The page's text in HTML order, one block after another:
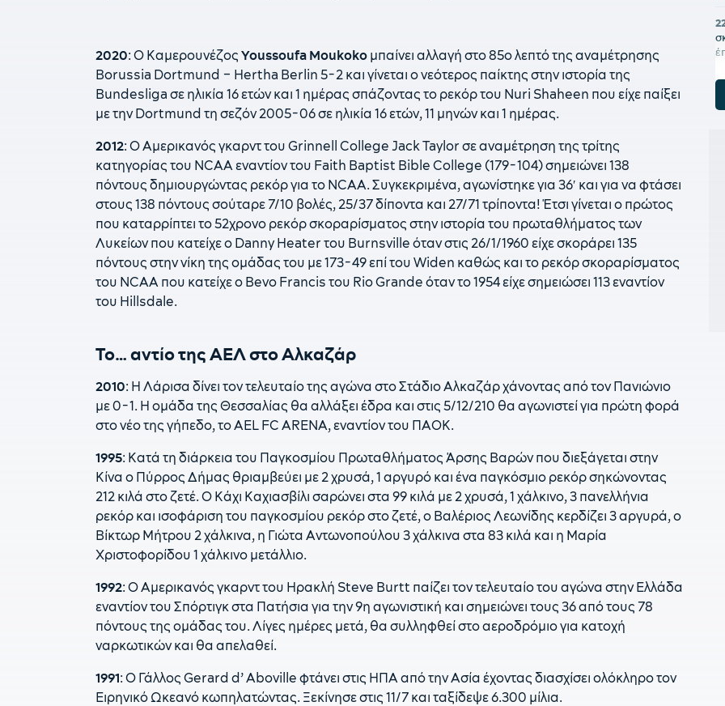
2020: Ο Καμερουνέζος Youssoufa Moukoko μπαίνει αλλαγή στο 85ο λεπτό της αναμέτρησης
Borussia Dortmund – Hertha Berlin 5-2 και γίνεται ο νεότερος παίκτης στην ιστορία της
Bundesliga σε ηλικία 16 ετών και 1 ημέρας σπάζοντας το ρεκόρ του Nuri Shaheen που είχε παίξει
με την Dortmund τη σεζόν 2005-06 σε ηλικία 16 ετών, 11 μηνών και 1 ημέρας.
2012: O Αμερικανός γκαρντ του Grinnell College Jack Taylor σε αναμέτρηση της τρίτης
κατηγορίας του NCAA εναντίον του Faith Baptist Bible College (179-104) σημειώνει 138
πόντους δημιουργώντας ρεκόρ για το NCAA. Συγκεκριμένα, αγωνίστηκε για 36′ και για να φτάσει
στους 138 πόντους σούταρε 7/10 βολές, 25/37 δίποντα και 27/71 τρίποντα! Έτσι γίνεται ο πρώτος
που καταρρίπτει το 52χρονο ρεκόρ σκοραρίσματος στην ιστορία του πρωταθλήματος των
Λυκείων που κατείχε ο Danny Heater του Burnsville όταν στις 26/1/1960 είχε σκοράρει 135
πόντους στην νίκη της ομάδας του με 173-49 επί του Widen καθώς και το ρεκόρ σκοραρίσματος
του NCAA που κατείχε ο Bevo Francis του Rio Grande όταν το 1954 είχε σημειώσει 113 εναντίον
του Hillsdale.
Το… αντίο της ΑΕΛ στο Αλκαζάρ
2010: Η Λάρισα δίνει τον τελευταίο της αγώνα στο Στάδιο Αλκαζάρ χάνοντας από τον Πανιώνιο
με 0-1. Η ομάδα της Θεσσαλίας θα αλλάξει έδρα και στις 5/12/210 θα αγωνιστεί για πρώτη φορά
στο νέο της γήπεδο, το AEL FC ARENA, εναντίον του ΠΑΟΚ.
1995: Κατά τη διάρκεια του Παγκοσμίου Πρωταθλήματος Άρσης Βαρών που διεξάγεται στην
Κίνα ο Πύρρος Δήμας θριαμβεύει με 2 χρυσά, 1 αργυρό και ένα παγκόσμιο ρεκόρ σηκώνοντας
212 κιλά στο ζετέ. Ο Κάχι Καχιασβίλι σαρώνει στα 99 κιλά με 2 χρυσά, 1 χάλκινο, 3 πανελλήνια
ρεκόρ και ισοφάριση του παγκοσμίου ρεκόρ στο ζετέ, ο Βαλέριος Λεωνίδης κερδίζει 3 αργυρά, ο
Βίκτωρ Μήτρου 2 χάλκινα, η Γιώτα Αντωνοπούλου 3 χάλκινα στα 83 κιλά και η Μαρία
Χριστοφορίδου 1 χάλκινο μετάλλιο.
1992: Ο Αμερικανός γκαρντ του Ηρακλή Steve Burtt παίζει τον τελευταίο του αγώνα στην Ελλάδα
εναντίον του Σπόρτιγκ στα Πατήσια για την 9η αγωνιστική και σημειώνει τους 36 από τους 78
πόντους της ομάδας του. Λίγες ημέρες μετά, θα συλληφθεί στο αεροδρόμιο για κατοχή
ναρκωτικών και θα απελαθεί.
1991: Ο Γάλλος Gerard d’ Aboville φτάνει στις ΗΠΑ από την Ασία έχοντας διασχίσει ολόκληρο τον
Ειρηνικό Ωκεανό κωπηλατώντας. Ξεκίνησε στις 11/7 και ταξίδεψε 6.300 μίλια.